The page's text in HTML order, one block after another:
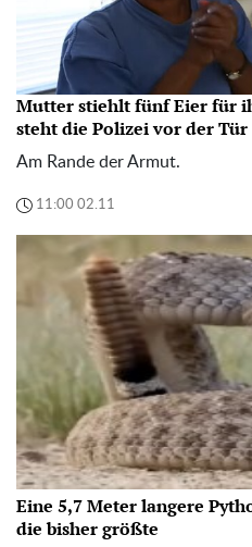
Mutter stiehlt fünf Eier für
steht die Polizei vor der Tür
Am Rande der Armut.
11:00 02.11
Eine 5,7 Meter langere
die bisher größte